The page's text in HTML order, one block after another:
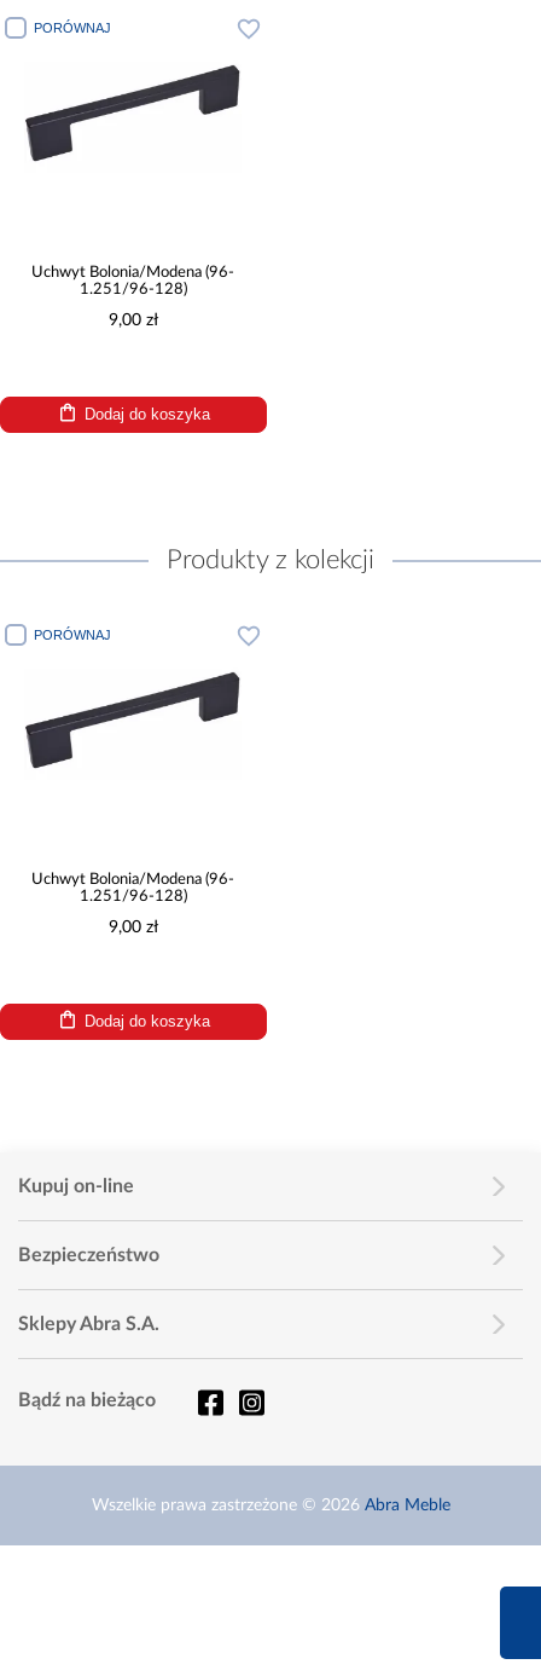
PORÓWNAJ
Uchwyt Bolonia/Modena (96-
1.251/96-128)
9,00 zł
Dodaj do koszyka
Produkty z kolekcji
PORÓWNAJ
Uchwyt Bolonia/Modena (96-
1.251/96-128)
9,00 zł
Dodaj do koszyka
Kupuj on-line
Bezpieczeństwo
Sklepy Abra S.A.
Bądź na bieżąco
Wszelkie prawa zastrzeżone © 2026 Abra Meble